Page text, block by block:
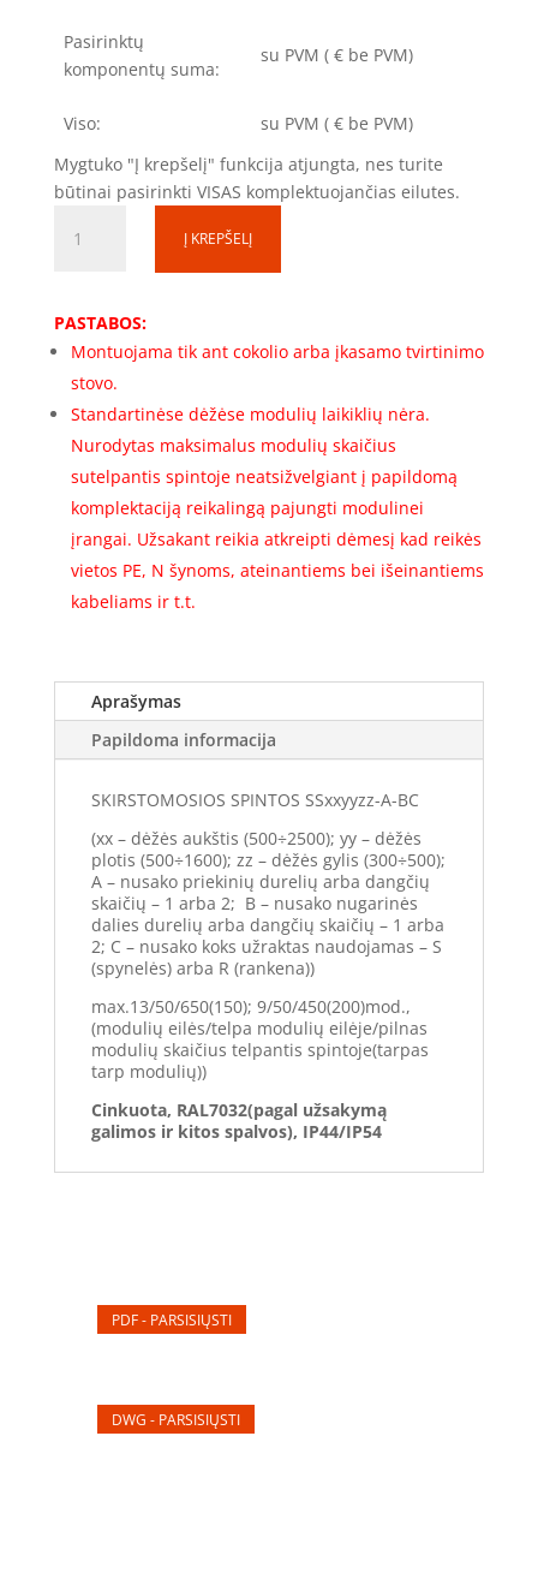
Pasirinktų
komponentų suma:
su PVM ( € be PVM)
Viso: su PVM ( € be PVM)
Mygtuko "Į krepšelį" funkcija atjungta, nes turite
būtinai pasirinkti VISAS komplektuojančias eilutes.
kiekis:
Skirstomosios
rėmas
SS201040-
1R-
325
(2000x1000x400)
Komplektacija
Į KREPŠELĮ
PASTABOS:
Montuojama tik ant cokolio arba įkasamo tvirtinimo
stovo.
Standartinėse dėžėse modulių laikiklių nėra.
Nurodytas maksimalus modulių skaičius
sutelpantis spintoje neatsižvelgiant į papildomą
komplektaciją reikalingą pajungti modulinei
įrangai. Užsakant reikia atkreipti dėmesį kad reikės
vietos PE, N šynoms, ateinantiems bei išeinantiems
kabeliams ir t.t.
Aprašymas
Papildoma informacija
SKIRSTOMOSIOS SPINTOS SSxxyyzz-A-BC
(xx – dėžės aukštis (500÷2500); yy – dėžės
plotis (500÷1600); zz – dėžės gylis (300÷500);
A – nusako priekinių durelių arba dangčių
skaičių – 1 arba 2; B – nusako nugarinės
dalies durelių arba dangčių skaičių – 1 arba
2; C – nusako koks užraktas naudojamas – S
(spynelės) arba R (rankena))
max.13/50/650(150); 9/50/450(200)mod.,
(modulių eilės/telpa modulių eilėje/pilnas
modulių skaičius telpantis spintoje(tarpas
tarp modulių))
Cinkuota, RAL7032(pagal užsakymą
galimos ir kitos spalvos), IP44/IP54
PDF - PARSISIŲSTI
DWG - PARSISIŲSTI